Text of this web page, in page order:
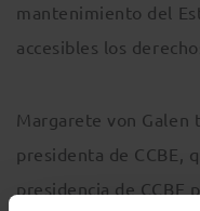
mantenimiento del
accesibles los
Margarete von Galen
presidenta de CCBE,
presidencia de CCBE